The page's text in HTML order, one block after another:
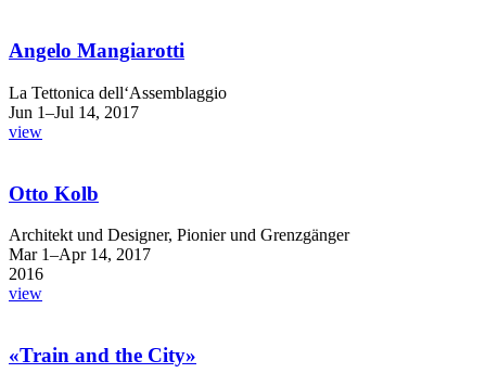
Angelo Mangiarotti
La Tettonica dell‘Assemblaggio
Jun 1–Jul 14, 2017
view
Otto Kolb
Architekt und Designer, Pionier und Grenzgänger
Mar 1–Apr 14, 2017
2016
view
«Train and the City»